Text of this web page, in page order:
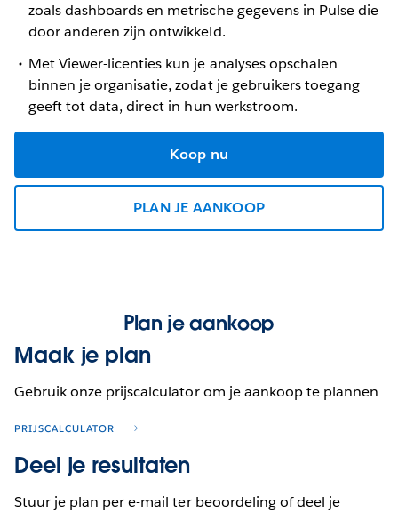
zoals dashboards en metrische gegevens in Pulse die
door anderen zijn ontwikkeld.
Met Viewer-licenties kun je analyses opschalen
binnen je organisatie, zodat je gebruikers toegang
geeft tot data, direct in hun werkstroom.
Koop nu
PLAN JE AANKOOP
Plan je aankoop
Maak je plan
Gebruik onze prijscalculator om je aankoop te plannen
PRIJSCALCULATOR
Deel je resultaten
Stuur je plan per e-mail ter beoordeling of deel je